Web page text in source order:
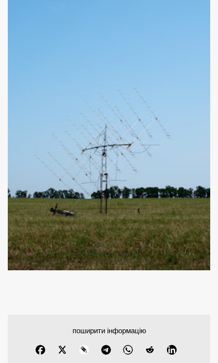
поширити інформацію